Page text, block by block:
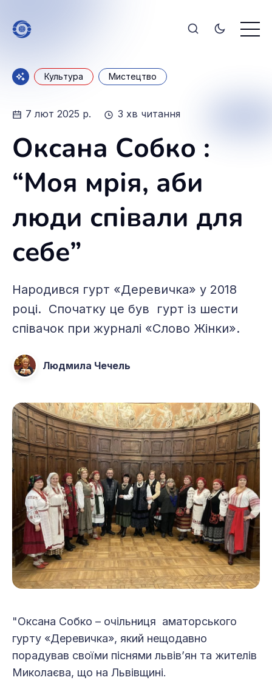
Культура Мистецтво
7 лют 2025 р. 3 хв читання
Оксана Собко :
“Моя мрія, аби
люди співали для
себе”
Народився гурт «Деревичка» у 2018
році. Спочатку це був гурт із шести
співачок при журналі «Слово Жінки».
Людмила Чечель
"Оксана Собко – очільниця аматорського
гурту «Деревичка», який нещодавно
порадував своїми піснями львів’ян та жителів
Миколаєва, що на Львівщині.